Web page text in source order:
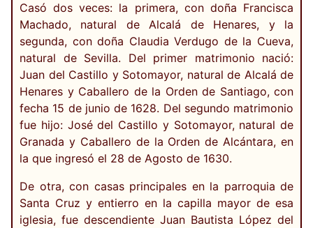
Casó dos veces: la primera, con doña Francisca
Machado, natural de Alcalá de Henares, y la
segunda, con doña Claudia Verdugo de la Cueva,
natural de Sevilla. Del primer matrimonio nació:
Juan del Castillo y Sotomayor, natural de Alcalá de
Henares y Caballero de la Orden de Santiago, con
fecha 15 de junio de 1628. Del segundo matrimonio
fue hijo: José del Castillo y Sotomayor, natural de
Granada y Caballero de la Orden de Alcántara, en
la que ingresó el 28 de Agosto de 1630.
De otra, con casas principales en la parroquia de
Santa Cruz y entierro en la capilla mayor de esa
iglesia, fue descendiente Juan Bautista López del